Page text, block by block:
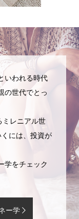
いわれる時代
の世代でとっ
ミレニアル世
には、投資が
学をチェック
ー学